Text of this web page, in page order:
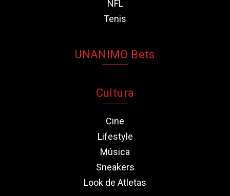
NFL
Tenis
UNANIMO Bets
Cultura
Cine
Lifestyle
Música
Sneakers
Look de Atletas